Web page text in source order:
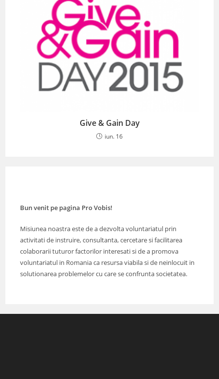
Give & Gain Day
iun. 16
Bun venit pe pagina Pro Vobis!
Misiunea noastra este de a dezvolta voluntariatul prin
activitati de instruire, consultanta, cercetare si facilitarea
colaborarii tuturor factorilor interesati si de a promova
voluntariatul in Romania ca resursa viabila si de neinlocuit in
solutionarea problemelor cu care se confrunta societatea.